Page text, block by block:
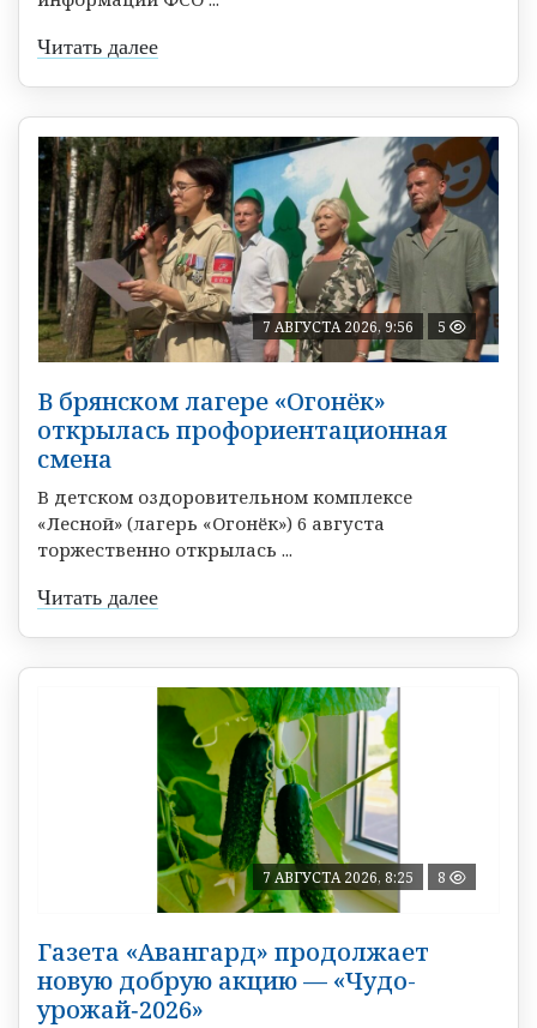
Читать далее
7 АВГУСТА 2026, 9:56 5
В брянском лагере «Огонёк»
открылась профориентационная
смена
В детском оздоровительном комплексе
«Лесной» (лагерь «Огонёк») 6 августа
торжественно открылась ...
Читать далее
7 АВГУСТА 2026, 8:25 8
Газета «Авангард» продолжает
новую добрую акцию — «Чудо-
урожай‑2026»